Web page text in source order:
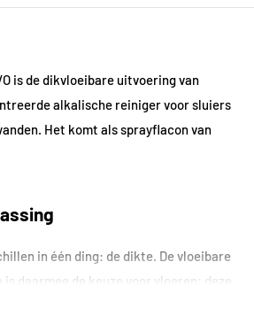
is de dikvloeibare uitvoering van
alkalische reiniger voor sluiers
Het komt als sprayflacon van
in één ding: de dikte. De vloeibare
daarmee de keuze voor vloeren; deze
spuit en is daarom gemaakt voor